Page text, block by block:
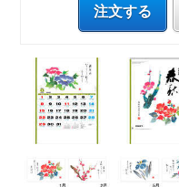
注文する